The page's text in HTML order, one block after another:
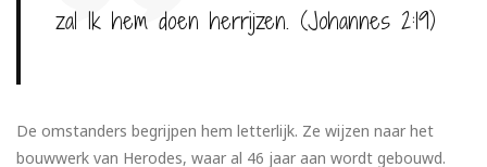
zal Ik hem doen herrijzen. (Johannes 2:19)
De omstanders begrijpen hem letterlijk. Ze wijzen naar het
bouwwerk van Herodes, waar al 46 jaar aan wordt gebouwd.